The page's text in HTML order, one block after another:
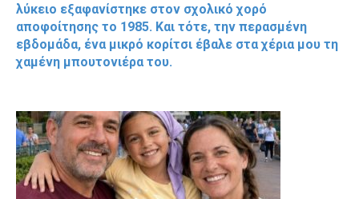
λύκειο εξαφανίστηκε στον σχολικό χορό
αποφοίτησης το 1985. Και τότε, την περασμένη
εβδομάδα, ένα μικρό κορίτσι έβαλε στα χέρια μου τη
χαμένη μπουτονιέρα του.